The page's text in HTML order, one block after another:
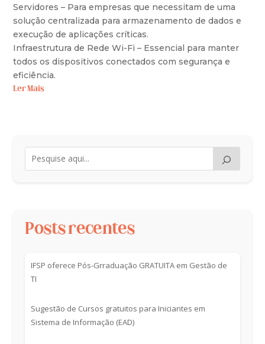
Servidores – Para empresas que necessitam de uma
solução centralizada para armazenamento de dados e
execução de aplicações críticas.
Infraestrutura de Rede Wi-Fi – Essencial para manter
todos os dispositivos conectados com segurança e
eficiência.
Ler Mais
Posts recentes
IFSP oferece Pós-Grraduação GRATUITA em Gestão de
TI
Sugestão de Cursos gratuitos para Iniciantes em
Sistema de Informação (EAD)